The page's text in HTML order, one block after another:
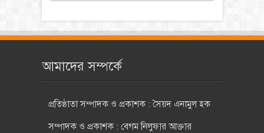
আমাদের সম্পর্কে
প্রতিষ্ঠাতা সম্পাদক ও প্রকাশক : সৈয়দ এনামুল হক
সম্পাদক ও প্রকাশক : বেগম নিলুফার আক্তার